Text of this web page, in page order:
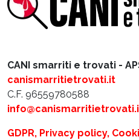
CANI smarriti e trovati -
canismarritietrovati.it
C.F. 96559780588
GDPR, Privacy policy,